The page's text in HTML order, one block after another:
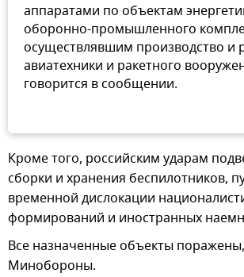
аппаратами по объектам
оборонно-промышленного
осуществлявшим производство и
авиатехники и ракетного
говорится в сообщении.
Кроме того, российским ударам
сборки и хранения беспилотников,
временной дислокации
формирований и иностранных
Все назначенные объекты
Минобороны.